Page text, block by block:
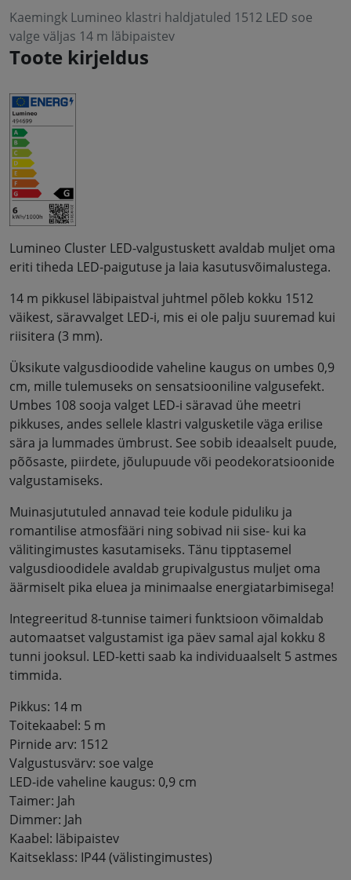
Kaemingk Lumineo klastri haldjatuled 1512 LED soe
valge väljas 14 m läbipaistev
Toote kirjeldus
Lumineo Cluster LED-valgustuskett avaldab muljet oma
eriti tiheda LED-paigutuse ja laia kasutusvõimalustega.
14 m pikkusel läbipaistval juhtmel põleb kokku 1512
väikest, säravvalget LED-i, mis ei ole palju suuremad kui
riisitera (3 mm).
Üksikute valgusdioodide vaheline kaugus on umbes 0,9
cm, mille tulemuseks on sensatsiooniline valgusefekt.
Umbes 108 sooja valget LED-i säravad ühe meetri
pikkuses, andes sellele klastri valgusketile väga erilise
sära ja lummades ümbrust. See sobib ideaalselt puude,
põõsaste, piirdete, jõulupuude või peodekoratsioonide
valgustamiseks.
Muinasjututuled annavad teie kodule piduliku ja
romantilise atmosfääri ning sobivad nii sise- kui ka
välitingimustes kasutamiseks. Tänu tipptasemel
valgusdioodidele avaldab grupivalgustus muljet oma
äärmiselt pika eluea ja minimaalse energiatarbimisega!
Integreeritud 8-tunnise taimeri funktsioon võimaldab
automaatset valgustamist iga päev samal ajal kokku 8
tunni jooksul. LED-ketti saab ka individuaalselt 5 astmes
timmida.
Pikkus: 14 m
Toitekaabel: 5 m
Pirnide arv: 1512
Valgustusvärv: soe valge
LED-ide vaheline kaugus: 0,9 cm
Taimer: Jah
Dimmer: Jah
Kaabel: läbipaistev
Kaitseklass: IP44 (välistingimustes)